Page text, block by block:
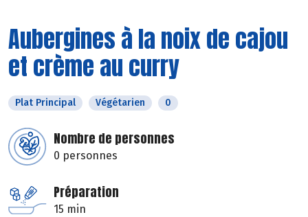
Aubergines à la noix de cajou
et crème au curry
Plat Principal Végétarien 0
Nombre de personnes
0 personnes
Préparation
15 min